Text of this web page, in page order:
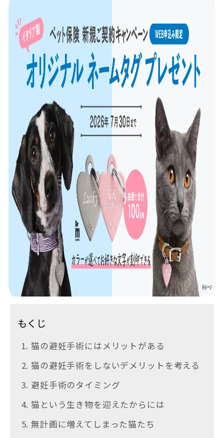
もくじ
1. 猫の避妊手術にはメリットがある
2. 猫の避妊手術をしないデメリットを考える
3. 避妊手術のタイミング
4. 猫という生き物を迎えたからには
5. 無計画に増えてしまった猫たち